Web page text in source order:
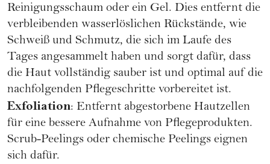
Reinigungsschaum oder ein Gel. Dies entfernt die
verbleibenden wasserlöslichen Rückstände, wie
Schweiß und Schmutz, die sich im Laufe des
Tages angesammelt haben und sorgt dafür, dass
die Haut vollständig sauber ist und optimal auf die
nachfolgenden Pflegeschritte vorbereitet ist.
Exfoliation: Entfernt abgestorbene Hautzellen
für eine bessere Aufnahme von Pflegeprodukten.
Scrub-Peelings oder chemische Peelings eignen
sich dafür.